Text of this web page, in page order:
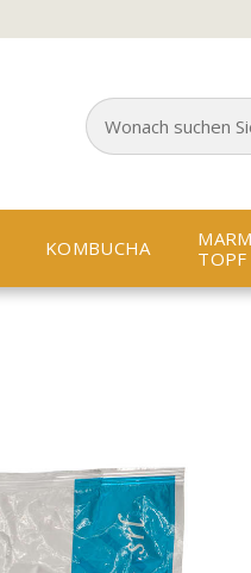
KOMBUCHA
TOPF